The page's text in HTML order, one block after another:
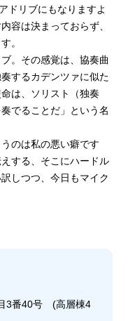
ドリブにもなりますよ
容は決まっておらず、
。
。その感覚は、協奏曲
するカデンツァに似た
は、ソリスト（独奏
でることだ」という名
のは私の悪い癖です
する、そこにハードル
しつつ、今日もマイク
3番40号 (高層棟4